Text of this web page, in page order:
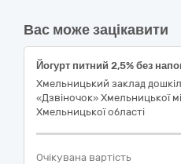
Вас може зацікавити
Хмельницький заклад
«Дзвіночок» Хмельницької
Хмельницької області
Очікувана вартість